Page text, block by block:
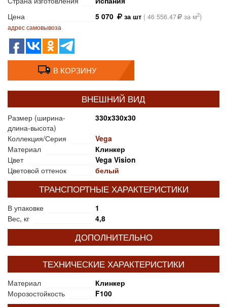
Цена
5 070 за шт ( 46 556.47 за м2)
адрес самовывоза
В КОРЗИНУ
ВНЕШНИЙ ВИД
Размер (ширина-
длина-высота)
330x330x30
Коллекция/Серия
Vega
Материал
Клинкер
Цвет
Vega Vision
Цветовой оттенок
белый
ТРАНСПОРТНЫЕ ХАРАКТЕРИСТИКИ
В упаковке
1
Вес, кг
4,8
ДОПОЛНИТЕЛЬНО
ТЕХНИЧЕСКИЕ ХАРАКТЕРИСТИКИ
Материал
Клинкер
Морозостойкость
F100